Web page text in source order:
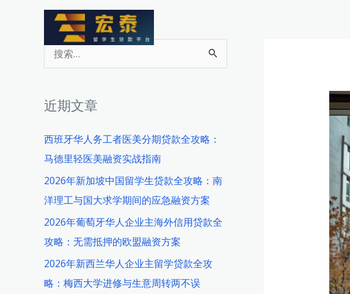
搜
索
近期文章
西班牙华人务工者医美分期贷款全攻略：
马德里轻医美融资实战指南
2026年新加坡中国留学生贷款全攻略：南
洋理工与国大求学期间的应急融资方案
2026年葡萄牙华人企业主海外信用贷款全
攻略：无需抵押的欧盟融资方案
2026年新西兰华人企业主留学贷款全攻
略：梅西大学进修与生意周转两不误